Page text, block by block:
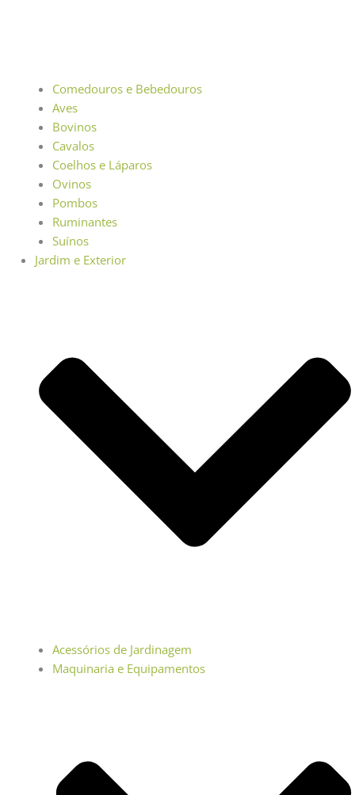
Comedouros e Bebedouros
Aves
Bovinos
Cavalos
Coelhos e Láparos
Ovinos
Pombos
Ruminantes
Suínos
Jardim e Exterior
Acessórios de Jardinagem
Maquinaria e Equipamentos